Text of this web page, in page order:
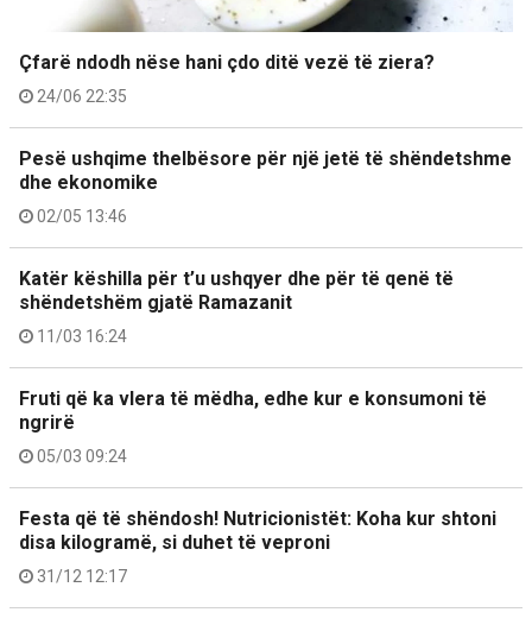
Çfarë ndodh nëse hani çdo ditë vezë të ziera?
24/06 22:35
Pesë ushqime thelbësore për një jetë të shëndetshme
dhe ekonomike
02/05 13:46
Katër këshilla për t’u ushqyer dhe për të qenë të
shëndetshëm gjatë Ramazanit
11/03 16:24
Fruti që ka vlera të mëdha, edhe kur e konsumoni të
ngrirë
05/03 09:24
Festa që të shëndosh! Nutricionistët: Koha kur shtoni
disa kilogramë, si duhet të veproni
31/12 12:17